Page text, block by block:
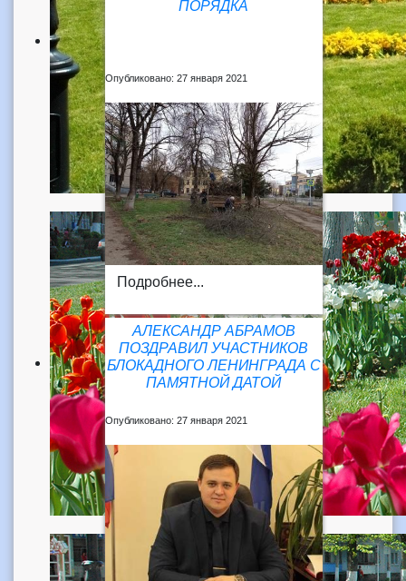
ПОРЯДКА
Опубликовано: 27 января 2021
Подробнее...
АЛЕКСАНДР АБРАМОВ
ПОЗДРАВИЛ УЧАСТНИКОВ
БЛОКАДНОГО ЛЕНИНГРАДА С
ПАМЯТНОЙ ДАТОЙ
Опубликовано: 27 января 2021